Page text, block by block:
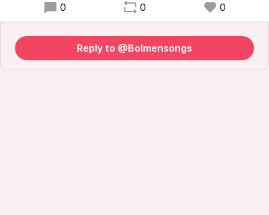
0 0 0
Reply to @Bolmensongs